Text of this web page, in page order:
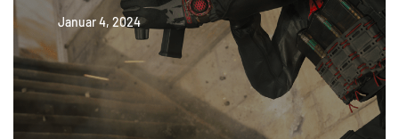
Januar 4, 2024